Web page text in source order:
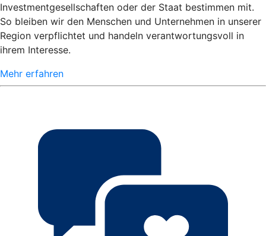
Investmentgesellschaften oder der Staat bestimmen mit.
So bleiben wir den Menschen und Unternehmen in unserer
Region verpflichtet und handeln verantwortungsvoll in
ihrem Interesse.
Mehr erfahren